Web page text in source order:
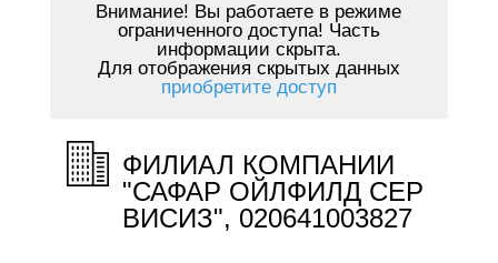
Внимание! Вы работаете в режиме
ограниченного доступа! Часть
информации скрыта.
Для отображения скрытых данных
приобретите доступ
ФИЛИАЛ КОМПАНИИ
"САФАР ОЙЛФИЛД СЕР
ВИСИЗ", 020641003827